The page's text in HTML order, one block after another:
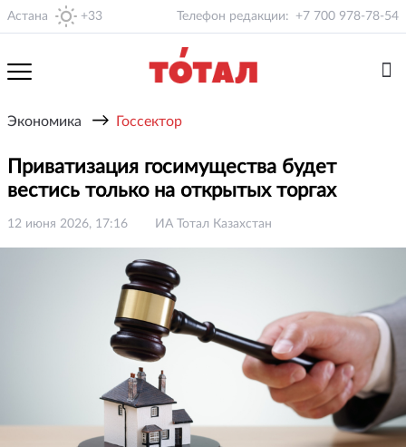
Астана +33 Телефон редакции: +7 700 978-78-54
Экономика → Госсектор
Приватизация госимущества будет
вестись только на открытых торгах
12 июня 2026, 17:16 ИА Тотал Казахстан